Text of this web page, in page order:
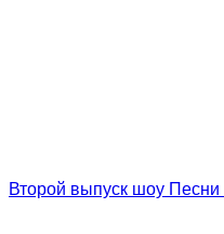
Второй выпуск шоу